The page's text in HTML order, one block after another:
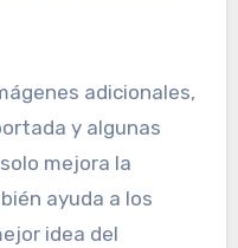
adicionales,
y algunas
mejora la
ayuda a los
idea del